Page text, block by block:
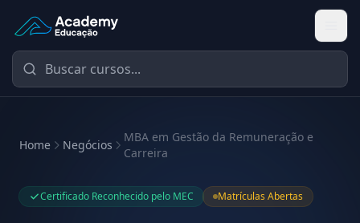
Academy Educação — Página Inicial
Home Negócios
MBA em Gestão da Remuneração e
Carreira
Certificado Reconhecido pelo MEC Matrículas Abertas